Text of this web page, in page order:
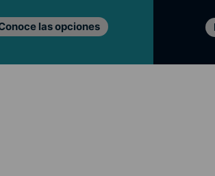
las opciones